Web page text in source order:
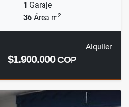
1 Garaje
36 Área m2
Alquiler
$1.900.000COP